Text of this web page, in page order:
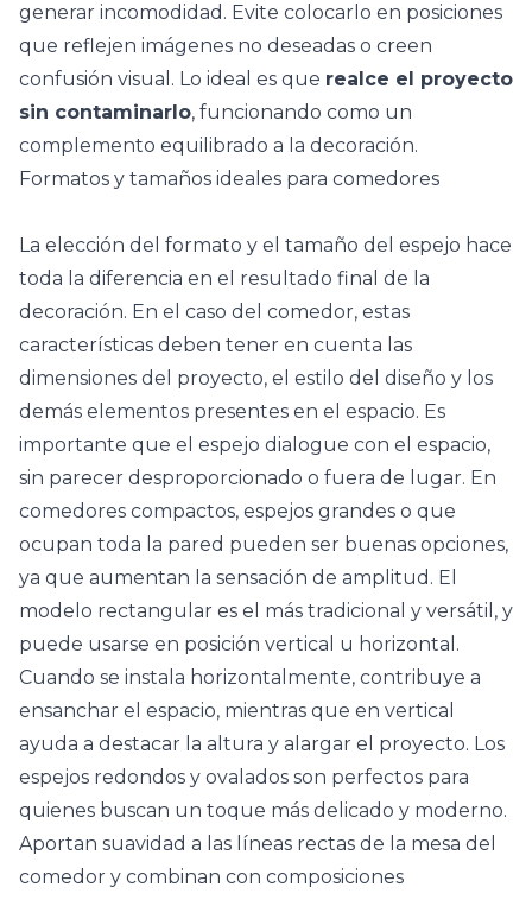
generar incomodidad. Evite colocarlo en posiciones
que reflejen imágenes no deseadas o creen
confusión visual. Lo ideal es que realce el proyecto
sin contaminarlo, funcionando como un
complemento equilibrado a la decoración.
Formatos y tamaños ideales para comedores
La elección del formato y el tamaño del espejo hace
toda la diferencia en el resultado final de la
decoración. En el caso del comedor, estas
características deben tener en cuenta las
dimensiones del proyecto, el estilo del diseño y los
demás elementos presentes en el espacio. Es
importante que el espejo dialogue con el espacio,
sin parecer desproporcionado o fuera de lugar. En
comedores compactos, espejos grandes o que
ocupan toda la pared pueden ser buenas opciones,
ya que aumentan la sensación de amplitud. El
modelo rectangular es el más tradicional y versátil, y
puede usarse en posición vertical u horizontal.
Cuando se instala horizontalmente, contribuye a
ensanchar el espacio, mientras que en vertical
ayuda a destacar la altura y alargar el proyecto. Los
espejos redondos y ovalados son perfectos para
quienes buscan un toque más delicado y moderno.
Aportan suavidad a las líneas rectas de la mesa del
comedor y combinan con composiciones